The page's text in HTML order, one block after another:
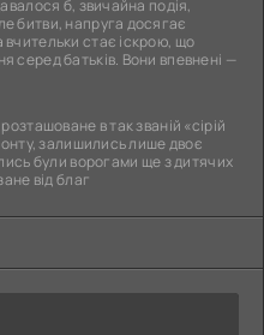
б, звичайна подія,
битви, напруга досягає
стає іскрою, що
серед батьків. Вони впевнені —
в так званій «сірій
залишились лише двоє
були ворогами ще з дитячих
від благ